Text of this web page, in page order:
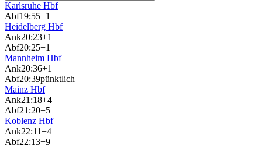
Karlsruhe Hbf
Abf19:55+1
Heidelberg Hbf
Ank20:23+1
Abf20:25+1
Mannheim Hbf
Ank20:36+1
Abf20:39pünktlich
Mainz Hbf
Ank21:18+4
Abf21:20+5
Koblenz Hbf
Ank22:11+4
Abf22:13+9